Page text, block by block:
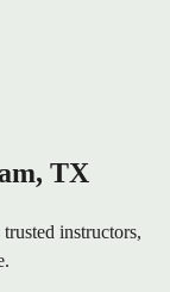
, TX
instructors,